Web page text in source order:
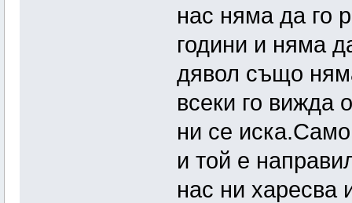
нас няма да го
години и няма
дявол също
всеки го вижда
ни се
и той е
нас ни харесва